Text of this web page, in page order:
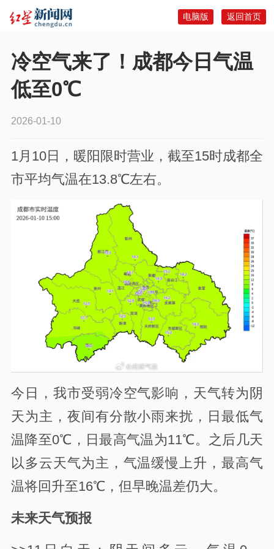
返回首页
电脑版
冷空气来了！成都今日气温
低至0℃
2026-01-10
1月10日，暖阳限时营业，截至15时成都全
市平均气温在13.8℃左右。
今日，我市受弱冷空气影响， 天气转为阴
天为主，夜间有分散小雨来扰，日最低气
温降至0℃，日最高气温为11℃。之后几天
以多云天气为主，气温缓慢上升，最高气
温将回升至16℃，但早晚温差仍大。
未来天气预报